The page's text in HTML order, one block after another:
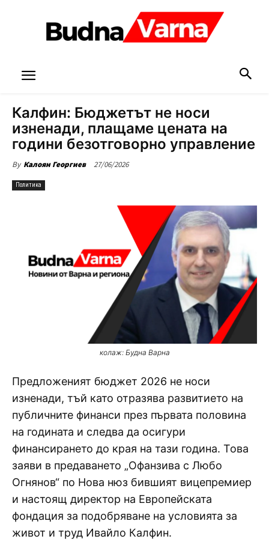
Калфин: Бюджетът не носи
изненади, плащаме цената на
години безотговорно управление
By Калоян Георгиев 27/06/2026
Политика
колаж: Будна Варна
Предложеният бюджет 2026 не носи
изненади, тъй като отразява развитието на
публичните финанси през първата половина
на годината и следва да осигури
финансирането до края на тази година. Това
заяви в предаването „Офанзива с Любо
Огнянов“ по Нова нюз бившият вицепремиер
и настоящ директор на Европейската
фондация за подобряване на условията за
живот и труд Ивайло Калфин.